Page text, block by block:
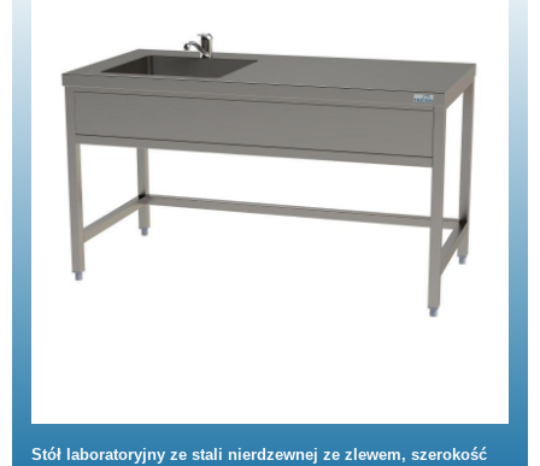
Stół laboratoryjny ze stali nierdzewnej ze zlewem, szerokość